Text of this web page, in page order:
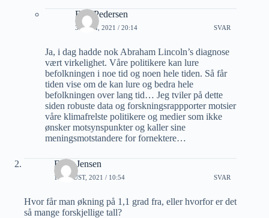
Erik Pedersen
31 JULI, 2021 / 20:14 SVAR
Ja, i dag hadde nok Abraham Lincoln’s diagnose
vært virkelighet. Våre politikere kan lure
befolkningen i noe tid og noen hele tiden. Så får
tiden vise om de kan lure og bedra hele
befolkningen over lang tid… Jeg tviler på dette
siden robuste data og forskningsrappporter motsier
våre klimafrelste politikere og medier som ikke
ønsker motsynspunkter og kaller sine
meningsmotstandere for fornektere…
Even Jensen
1 AUGUST, 2021 / 10:54 SVAR
Hvor får man økning på 1,1 grad fra, eller hvorfor er det
så mange forskjellige tall?